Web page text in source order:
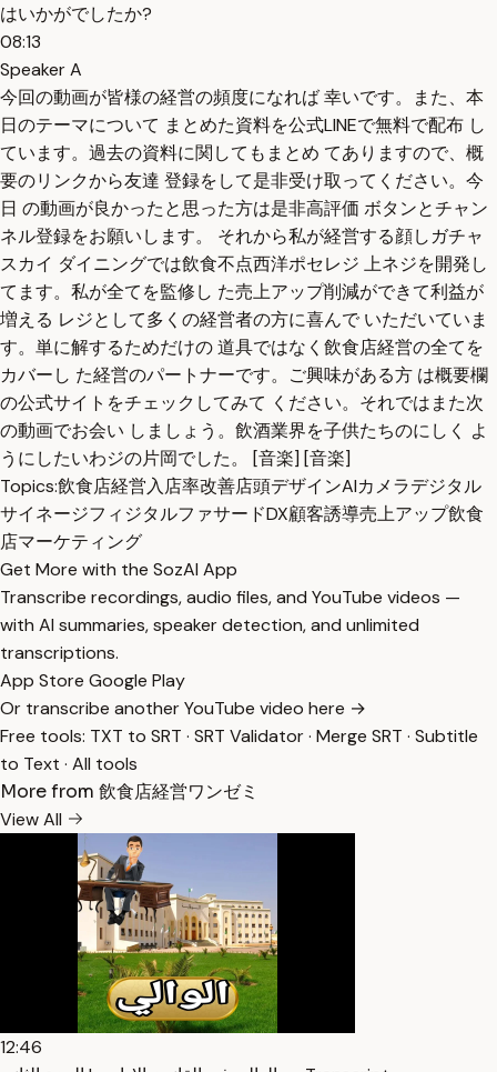
はいかがでしたか?
08:13
Speaker A
今回の動画が皆様の経営の頻度になれば 幸いです。また、本
日のテーマについて まとめた資料を公式LINEで無料で配布 し
ています。過去の資料に関してもまとめ てありますので、概
要のリンクから友達 登録をして是非受け取ってください。今
日 の動画が良かったと思った方は是非高評価 ボタンとチャン
ネル登録をお願いします。 それから私が経営する顔しガチャ
スカイ ダイニングでは飲食不点西洋ポセレジ 上ネジを開発し
てます。私が全てを監修し た売上アップ削減ができて利益が
増える レジとして多くの経営者の方に喜んで いただいていま
す。単に解するためだけの 道具ではなく飲食店経営の全てを
カバーし た経営のパートナーです。ご興味がある方 は概要欄
の公式サイトをチェックしてみて ください。それではまた次
の動画でお会い しましょう。飲酒業界を子供たちのにしく よ
うにしたいわジの片岡でした。 [音楽] [音楽]
Topics:飲食店経営入店率改善店頭デザインAIカメラデジタル
サイネージフィジタルファサードDX顧客誘導売上アップ飲食
店マーケティング
Get More with the SozAI App
Transcribe recordings, audio files, and YouTube videos —
with AI summaries, speaker detection, and unlimited
transcriptions.
App Store Google Play
Or transcribe another YouTube video here →
Free tools: TXT to SRT · SRT Validator· Merge SRT · Subtitle
to Text · All tools
More from 飲食店経営ワンゼミ
View All
12:46